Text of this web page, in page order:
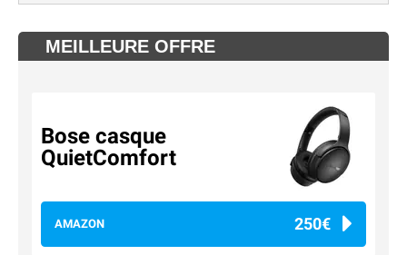
MEILLEURE OFFRE
Bose casque
QuietComfort
AMAZON 250€